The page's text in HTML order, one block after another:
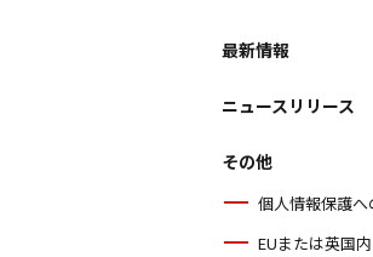
最新情報
ニュースリリース
その他
個人情報保護
EUまたは英国